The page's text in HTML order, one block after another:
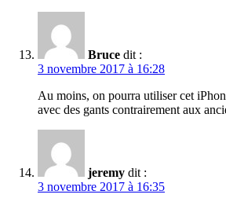
Bruce dit :
3 novembre 2017 à 16:28
Au moins, on pourra utiliser cet
avec des gants contrairement aux
jeremy dit :
3 novembre 2017 à 16:35